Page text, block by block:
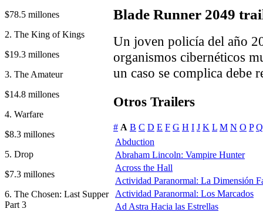
$78.5 millones
2. The King of Kings
$19.3 millones
3. The Amateur
$14.8 millones
4. Warfare
$8.3 millones
5. Drop
$7.3 millones
6. The Chosen: Last Supper
Part 3
Blade Runner 2049
Un joven policía del año
organismos cibernéticos
un caso se complica debe
Otros Trailers
# A B C D E F G H I J K L M N O P Q
Abduction
Abraham Lincoln: Vampire Hunter
Across the Hall
Actividad Paranormal: La Dimensión
Actividad Paranormal: Los Marcados
Ad Astra Hacia las Estrellas